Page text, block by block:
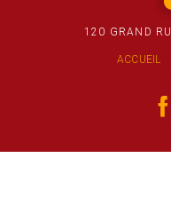
120 GRAND
ACCUEIL